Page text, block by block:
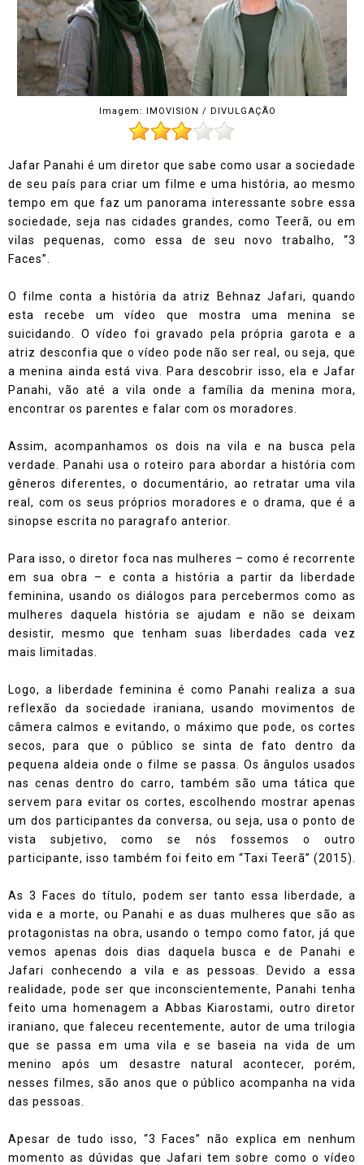
Imagem: IMOVISION / DIVULGAÇÃO
Jafar Panahi é um diretor que sabe como usar a sociedade
de seu país para criar um filme e uma história, ao mesmo
tempo em que faz um panorama interessante sobre essa
sociedade, seja nas cidades grandes, como Teerã, ou em
vilas pequenas, como essa de seu novo trabalho, “3
Faces”.
O filme conta a história da atriz Behnaz Jafari, quando
esta recebe um vídeo que mostra uma menina se
suicidando. O vídeo foi gravado pela própria garota e a
atriz desconfia que o vídeo pode não ser real, ou seja, que
a menina ainda está viva. Para descobrir isso, ela e Jafar
Panahi, vão até a vila onde a família da menina mora,
encontrar os parentes e falar com os moradores.
Assim, acompanhamos os dois na vila e na busca pela
verdade. Panahi usa o roteiro para abordar a história com
gêneros diferentes, o documentário, ao retratar uma vila
real, com os seus próprios moradores e o drama, que é a
sinopse escrita no paragrafo anterior.
Para isso, o diretor foca nas mulheres – como é recorrente
em sua obra – e conta a história a partir da liberdade
feminina, usando os diálogos para percebermos como as
mulheres daquela história se ajudam e não se deixam
desistir, mesmo que tenham suas liberdades cada vez
mais limitadas.
Logo, a liberdade feminina é como Panahi realiza a sua
reflexão da sociedade iraniana, usando movimentos de
câmera calmos e evitando, o máximo que pode, os cortes
secos, para que o público se sinta de fato dentro da
pequena aldeia onde o filme se passa. Os ângulos usados
nas cenas dentro do carro, também são uma tática que
servem para evitar os cortes, escolhendo mostrar apenas
um dos participantes da conversa, ou seja, usa o ponto de
vista subjetivo, como se nós fossemos o outro
participante, isso também foi feito em “Taxi Teerã” (2015).
As 3 Faces do título, podem ser tanto essa liberdade, a
vida e a morte, ou Panahi e as duas mulheres que são as
protagonistas na obra, usando o tempo como fator, já que
vemos apenas dois dias daquela busca e de Panahi e
Jafari conhecendo a vila e as pessoas. Devido a essa
realidade, pode ser que inconscientemente, Panahi tenha
feito uma homenagem a Abbas Kiarostami, outro diretor
iraniano, que faleceu recentemente, autor de uma trilogia
que se passa em uma vila e se baseia na vida de um
menino após um desastre natural acontecer, porém,
nesses filmes, são anos que o público acompanha na vida
das pessoas.
Apesar de tudo isso, “3 Faces” não explica em nenhum
momento as dúvidas que Jafari tem sobre como o vídeo